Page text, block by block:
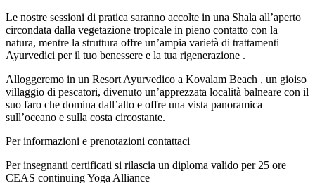
Le nostre sessioni di pratica saranno accolte in una Shala all’aperto
circondata dalla vegetazione tropicale in pieno contatto con la
natura, mentre la struttura offre un’ampia varietà di trattamenti
Ayurvedici per il tuo benessere e la tua rigenerazione .
Alloggeremo in un Resort Ayurvedico a Kovalam Beach , un gioiso
villaggio di pescatori, divenuto un’apprezzata località balneare con il
suo faro che domina dall’alto e offre una vista panoramica
sull’oceano e sulla costa circostante.
Per informazioni e prenotazioni contattaci
Per insegnanti certificati si rilascia un diploma valido per 25 ore
CEAS continuing Yoga Alliance ​